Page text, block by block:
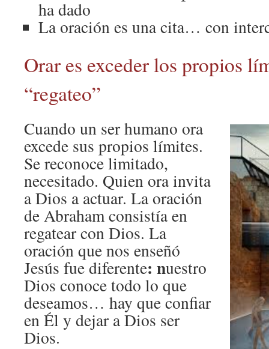
ha dado
La oración es una cita… con
Orar es exceder los propios
“regateo”
Cuando un ser humano ora
excede sus propios límites.
Se reconoce limitado,
necesitado. Quien ora invita
a Dios a actuar. La oración
de Abraham consistía en
regatear con Dios. La
oración que nos enseñó
Jesús fue diferente: nuestro
Dios conoce todo lo que
deseamos… hay que confiar
en Él y dejar a Dios ser
Dios.